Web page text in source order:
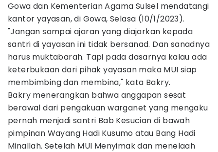
Gowa dan Kementerian Agama Sulsel mendatangi
kantor yayasan, di Gowa, Selasa (10/1/2023).
"Jangan sampai ajaran yang diajarkan kepada
santri di yayasan ini tidak bersanad. Dan sanadnya
harus muktabarah. Tapi pada dasarnya kalau ada
keterbukaan dari pihak yayasan maka MUI siap
membimbing dan membina," kata Bakry.
Bakry menerangkan bahwa anggapan sesat
berawal dari pengakuan warganet yang mengaku
pernah menjadi santri Bab Kesucian di bawah
pimpinan Wayang Hadi Kusumo atau Bang Hadi
Minallah. Setelah MUI Menyimak dan menelaah